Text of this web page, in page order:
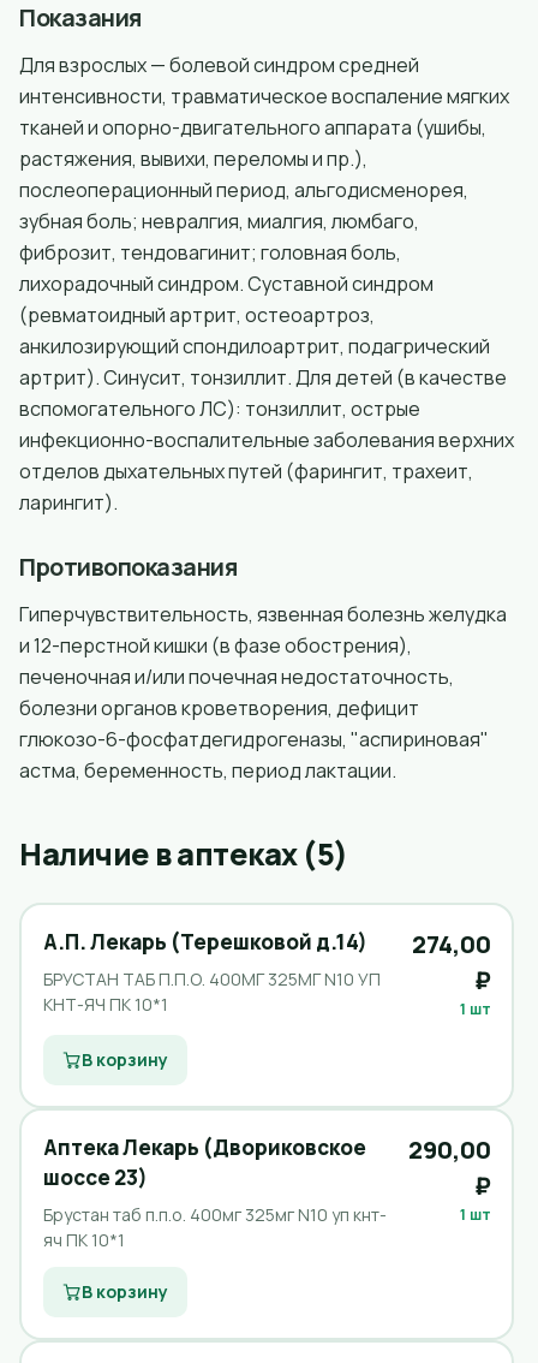
Показания
Для взрослых — болевой синдром средней
интенсивности, травматическое воспаление мягких
тканей и опорно-двигательного аппарата (ушибы,
растяжения, вывихи, переломы и пр.),
послеоперационный период, альгодисменорея,
зубная боль; невралгия, миалгия, люмбаго,
фиброзит, тендовагинит; головная боль,
лихорадочный синдром. Суставной синдром
(ревматоидный артрит, остеоартроз,
анкилозирующий спондилоартрит, подагрический
артрит). Синусит, тонзиллит. Для детей (в качестве
вспомогательного ЛС): тонзиллит, острые
инфекционно-воспалительные заболевания верхних
отделов дыхательных путей (фарингит, трахеит,
ларингит).
Противопоказания
Гиперчувствительность, язвенная болезнь желудка
и 12-перстной кишки (в фазе обострения),
печеночная и/или почечная недостаточность,
болезни органов кроветворения, дефицит
глюкозо-6-фосфатдегидрогеназы, "аспириновая"
астма, беременность, период лактации.
Наличие в аптеках (5)
А.П. Лекарь (Терешковой д.14)
БРУСТАН ТАБ П.П.О. 400МГ 325МГ N10 УП
КНТ-ЯЧ ПК 10*1
274,00
₽
1 шт
В корзину
Аптека Лекарь (Двориковское
шоссе 23)
Брустан таб п.п.о. 400мг 325мг N10 уп кнт-
яч ПК 10*1
290,00
₽
1 шт
В корзину